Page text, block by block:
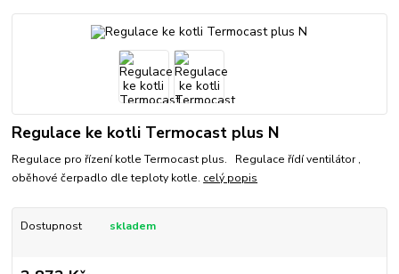
Regulace ke kotli Termocast plus N
Regulace pro řízení kotle Termocast plus. Regulace řídí ventilátor ,
oběhové čerpadlo dle teploty kotle. celý popis
Dostupnost skladem